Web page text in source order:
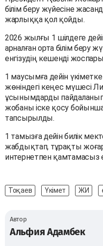
білім беру жүйесіне
жарлыққа қол қойды.
2026 жылғы 1 шілдеге
арналған орта білім беру
енгізудің кешенді
1 маусымға дейін
жөніндегі кеңес мүшесі
ұсынымдарды
жобаны іске қосу
тапсырылды.
1 тамызға дейін билік
жабдықтап, тұрақты
интернетпен қамтамасыз
Тоқаев Үкімет ЖИ
Автор
Альфия Адамбек